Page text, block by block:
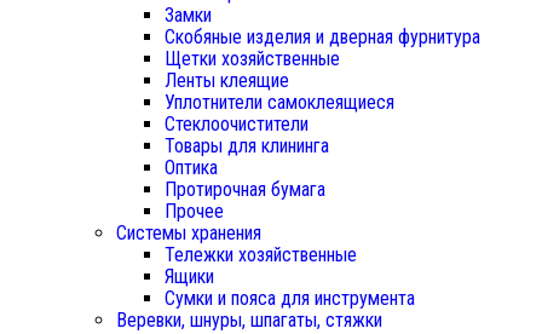
Замки
Скобяные изделия и дверная фурнитура
Щетки хозяйственные
Ленты клеящие
Уплотнители самоклеящиеся
Стеклоочистители
Товары для клининга
Оптика
Протирочная бумага
Прочее
Системы хранения
Тележки хозяйственные
Ящики
Сумки и пояса для инструмента
Веревки, шнуры, шпагаты, стяжки